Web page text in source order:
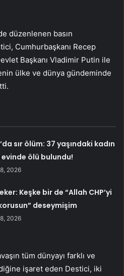
düzenlenen basın
Cumhurbaşkanı Recep
Başkanı Vladimir Putin ile
ülke ve dünya gündeminde
sır ölüm: 37 yaşındaki kadın
evinde ölü bulundu!
2026
Keşke bir de “Allah CHP’yi
deseymişim
2026
tüm dünyayı farklı ve
işaret eden Destici, iki